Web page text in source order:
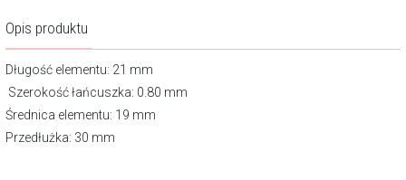
Opis produktu
Długość elementu: 21 mm
Szerokość łańcuszka: 0.80 mm
Średnica elementu: 19 mm
Przedłużka: 30 mm